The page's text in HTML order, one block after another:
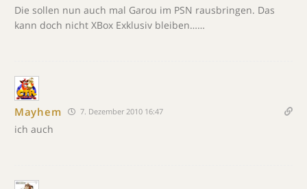
Die sollen nun auch mal Garou im PSN rausbringen. Das
kann doch nicht XBox Exklusiv bleiben……
Mayhem 7. Dezember 2010 16:47
ich auch